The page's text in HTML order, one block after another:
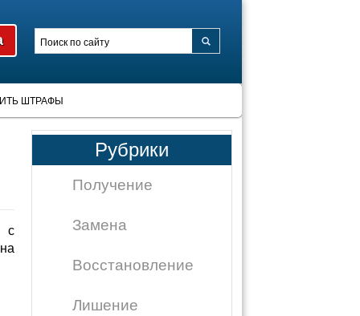
ШТРАФЫ
с
Рубрики
Получение
Замена
Восстановление
Лишение